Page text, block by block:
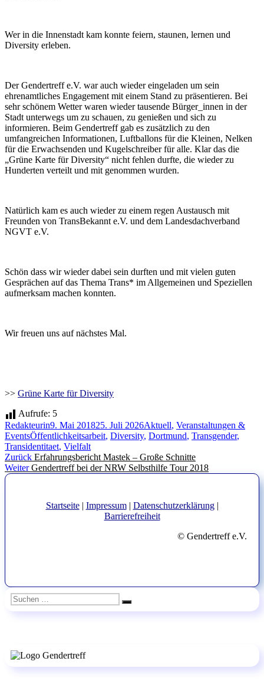
Wer in die Innenstadt kam konnte feiern, staunen, lernen und
Diversity erleben.
Der Gendertreff e.V. war auch wieder eingeladen um sein
ehrenamtliches Engagement mit einem Stand zu präsentieren. Bei
sehr schönem Wetter waren wieder tausende Bürger_innen in der
Stadt unterwegs um zu schauen, zu genießen und sich zu
informieren. Beim Gendertreff gab es zusätzlich zu den
umfangreichen Informationen, Luftballons für die Kleinen, Nelken
für die Erwachsenden und Kugelschreiber für alle. Klar das die
„Grüne Karte für Diversity“ nicht fehlen durfte, die wieder zu
Hunderten verteilt und mit genommen wurden.
Natürlich kam es auch wieder zu einem regen Austausch mit
Freunden von TransBekannt e.V. und dem Landesdachverband
NGVT e.V.
Schön dass wir wieder dabei sein durften und mit vielen guten
Gesprächen auf das Thema Trans* im Allgemeinen und Speziellen
aufmerksam machen konnten.
Wir freuen uns auf nächstes Mal.
>> Grüne Karte für Diversity
Aufrufe: 5
Autor
RedakteurinVeröffentlicht
am
9. Mai 201825. Juli 2026Kategorien
Aktuell, Veranstaltungen &
EventsSchlagwörter
Öffentlichkeitsarbeit, Diversity, Dortmund, Transgender,
Transidentitaet, Vielfalt
Beitragsnavigation
Zurück Vorheriger
Beitrag:
Erfahrungsbericht Mastek – Große Schnitte
Weiter Nächster
Gendertreff bei der NRW Selbsthilfe Tour 2018
Startseite| Impressum| Datenschutzerklärung|
Barrierefreiheit
© Gendertreff e.V.
Suchen
nach:
Suchen